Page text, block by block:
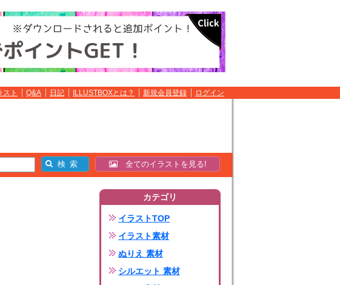
スト Q&A 日記 ILLUSTBOXとは？ 新規会員登録 ログイン
全てのイラストを見る!
カテゴリ
イラストTOP
イラスト素材
ぬりえ 素材
シルエット 素材